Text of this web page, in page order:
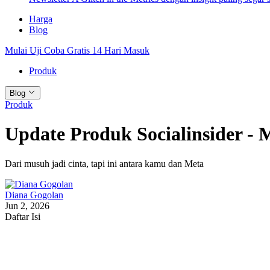
Harga
Blog
Mulai Uji Coba Gratis 14 Hari Masuk
Produk
Blog
Produk
Update Produk Socialinsider -
Dari musuh jadi cinta, tapi ini antara kamu dan Meta
Diana Gogolan
Jun 2, 2026
Daftar Isi